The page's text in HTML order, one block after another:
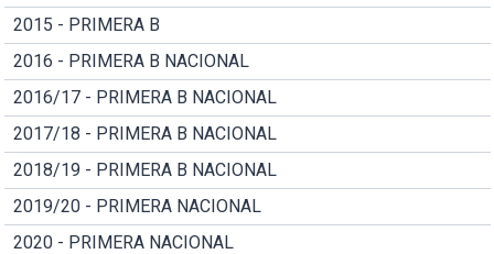
2015 - PRIMERA B
2016 - PRIMERA B NACIONAL
2016/17 - PRIMERA B NACIONAL
2017/18 - PRIMERA B NACIONAL
2018/19 - PRIMERA B NACIONAL
2019/20 - PRIMERA NACIONAL
2020 - PRIMERA NACIONAL